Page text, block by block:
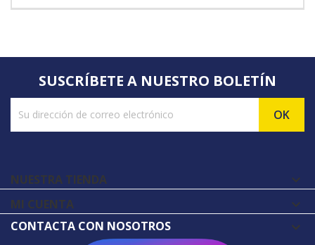
SUSCRÍBETE A NUESTRO BOLETÍN
NUESTRA TIENDA 
MI CUENTA 
CONTACTA CON NOSOTROS